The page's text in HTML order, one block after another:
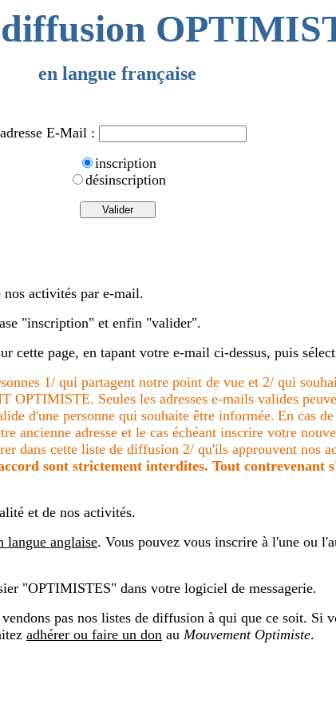
en langue française
E-Mail :
inscription
désinscription
activités par e-mail.
"inscription" et enfin "valider".
cette page, en tapant votre e-mail ci-dessus, puis
1/ qui partagent notre point de vue et 2/ qui
Seules les adresses e-mails valides
d'une personne qui souhaite être informée. En cas
ancienne adresse et le cas échéant inscrire votre
dans cette liste de diffusion 2/ qu'ils approuvent nos
sont strictement interdites. Tout contrevenant
et de nos activités.
langue anglaise. Vous pouvez vous inscrire à l'une ou
"OPTIMISTES" dans votre logiciel de messagerie.
pas nos listes de diffusion à qui que ce soit. Si
adhérer ou faire un don au Mouvement Optimiste.